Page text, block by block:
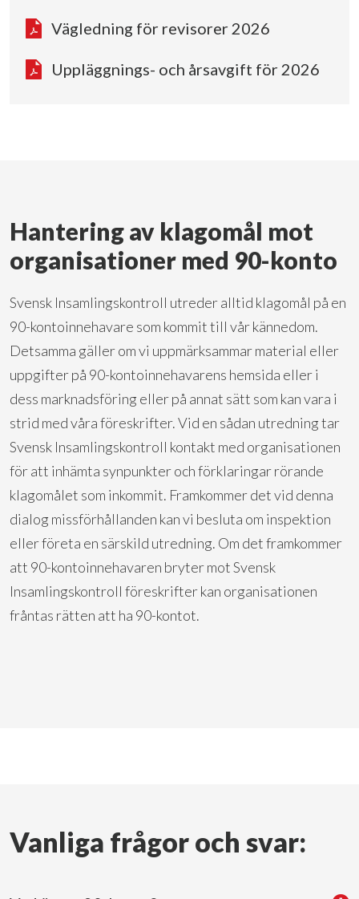
Vägledning för revisorer 2026
Uppläggnings- och årsavgift för 2026
Hantering av klagomål mot
organisationer med 90-konto
Svensk Insamlingskontroll utreder alltid klagomål på en
90-kontoinnehavare som kommit till vår kännedom.
Detsamma gäller om vi uppmärksammar material eller
uppgifter på 90-kontoinnehavarens hemsida eller i
dess marknadsföring eller på annat sätt som kan vara i
strid med våra föreskrifter. Vid en sådan utredning tar
Svensk Insamlingskontroll kontakt med organisationen
för att inhämta synpunkter och förklaringar rörande
klagomålet som inkommit. Framkommer det vid denna
dialog missförhållanden kan vi besluta om inspektion
eller företa en särskild utredning. Om det framkommer
att 90-kontoinnehavaren bryter mot Svensk
Insamlingskontroll föreskrifter kan organisationen
fråntas rätten att ha 90-kontot.
Vanliga frågor och svar: